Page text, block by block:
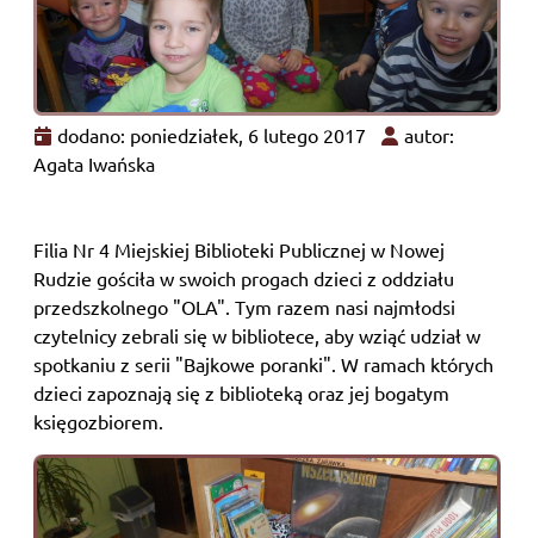
dodano: poniedziałek, 6 lutego 2017
autor:
Agata Iwańska
Filia Nr 4 Miejskiej Biblioteki Publicznej w Nowej
Rudzie gościła w swoich progach dzieci z oddziału
przedszkolnego "OLA". Tym razem nasi najmłodsi
czytelnicy zebrali się w bibliotece, aby wziąć udział w
spotkaniu z serii "Bajkowe poranki". W ramach których
dzieci zapoznają się z biblioteką oraz jej bogatym
księgozbiorem.